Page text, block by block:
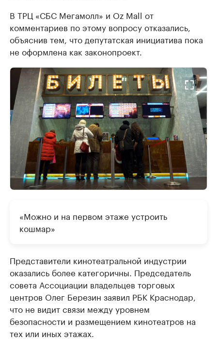
В ТРЦ «СБС Мегамолл» и Oz Mall от
комментариев по этому вопросу отказались,
объяснив тем, что депутатская инициатива пока
не оформлена как законопроект.
«Можно и на первом этаже устроить
кошмар»
Представители кинотеатральной индустрии
оказались более категоричны. Председатель
совета Ассоциации владельцев торговых
центров Олег Березин заявил РБК Краснодар,
что не видит связи между уровнем
безопасности и размещением кинотеатров на
тех или иных этажах.